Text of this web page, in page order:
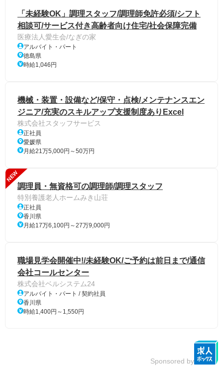
「未経験OK」調理スタッフ/調理師免許必須/シフト
相談可/サービス付き高齢者向け住宅/社会保障完備
医療法人愛生会/なぎの家
アルバイト・パート
徳島県
時給1,046円
機械・装置・設備など/保守・点検/メンテナンスエン
ジニア/充実のスキルアップ支援制度ありExcel
株式会社スタッフサービス
正社員
愛媛県
月給21万5,000円～50万円
NEW
調理員・無資格可の調理師/調理スタッフ
特別養護老人ホームみき山荘
正社員
香川県
月給17万6,100円～27万9,000円
職場見学会開催中!/未経験OK/ご予約は前日まで/通信
会社コールセンター
株式会社ベルシステム24
アルバイト・パート / 契約社員
香川県
時給1,400円～1,550円
Sponsored by